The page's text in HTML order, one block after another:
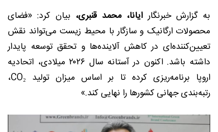
به گزارش خبرنگارایانا، محمد قنبری، بیان کرد: «فضای
محصولات ارگانیک و سازگار با محیط زیست می‌تواند نقش
تعیین‌کننده‌ای در کاهش آلاینده‌ها و تحقق توسعه پایدار
داشته باشد. اکنون در آستانه سال ۲۰۲۶ میلادی، اتحادیه
اروپا برنامه‌ریزی کرده تا بر اساس میزان تولید CO₂،
رتبه‌بندی جهانی کشورها را نهایی کند.»